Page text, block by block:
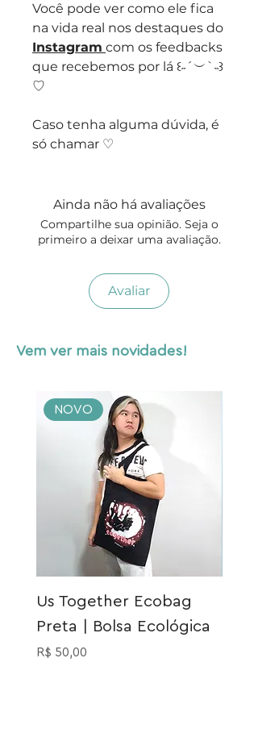
Você pode ver como ele fica
na vida real nos destaques do
Instagram com os feedbacks
que recebemos por lá ꒰˶´︶`˵꒱
♡
Caso tenha alguma dúvida, é
só chamar ♡
Ainda não há avaliações
Compartilhe sua opinião. Seja o
primeiro a deixar uma avaliação.
Avaliar
Vem ver mais novidades!
NOVO
Us Together Ecobag
Preta | Bolsa Ecológica
Preço
R$ 50,00